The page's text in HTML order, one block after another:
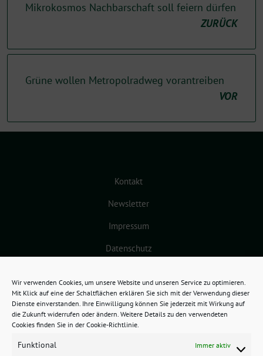
Wir verwenden Cookies, um unsere Website und unseren Service zu optimieren.
Mit Klick auf eine der Schaltflächen erklären Sie sich mit der Verwendung dieser
Dienste einverstanden. Ihre Einwilligung können Sie jederzeit mit Wirkung auf
die Zukunft widerrufen oder ändern. Weitere Details zu den verwendeten
Cookies finden Sie in der Cookie-Richtlinie.
Funktional Immer aktiv
Mikrokosmos Nachbarschaft soll feiern dürfen
ZURÜCK
Grüne wollen Metropolradweg vorantreiben
VOR
Kontakt
Newsletter
Impressum
Datenschutz